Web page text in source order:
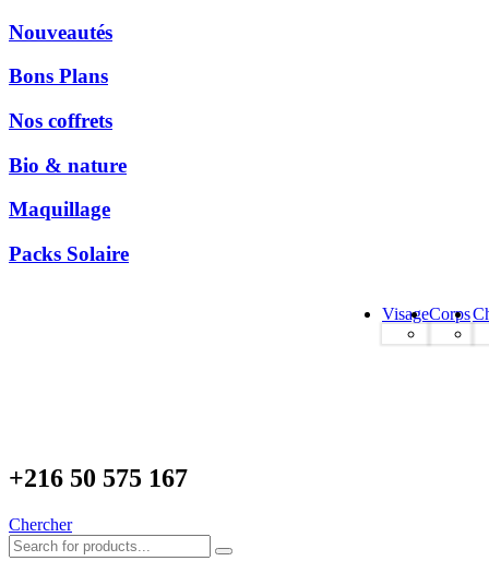
Nouveautés
Bons Plans
Nos coffrets
Bio & nature
Maquillage
Packs Solaire
VisageCorps
+216 50 575 167
Chercher